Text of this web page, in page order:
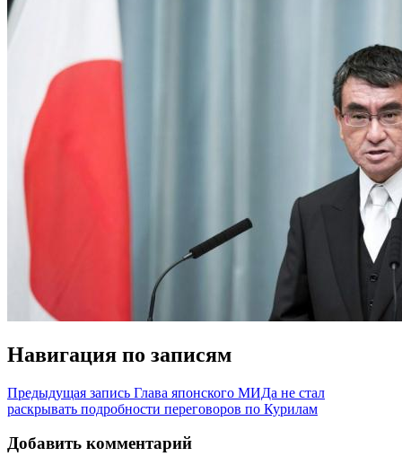
Навигация по записям
Предыдущая запись Глава японского МИДа не стал
раскрывать подробности переговоров по Курилам
Добавить комментарий